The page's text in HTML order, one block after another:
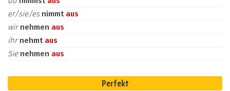
er/sie/es nimmt aus
wirnehmen aus
ihrnehmt aus
Sie nehmen aus
Perfekt